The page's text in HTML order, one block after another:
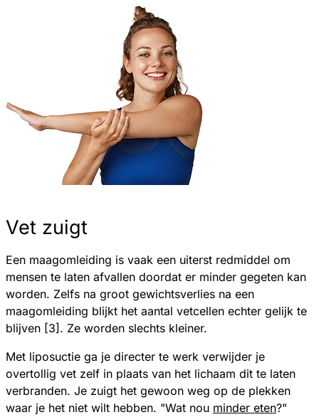
Vet zuigt
Een maagomleiding is vaak een uiterst redmiddel om
mensen te laten afvallen doordat er minder gegeten kan
worden. Zelfs na groot gewichtsverlies na een
maagomleiding blijkt het aantal vetcellen echter gelijk te
blijven [3]. Ze worden slechts kleiner.
Met liposuctie ga je directer te werk verwijder je
overtollig vet zelf in plaats van het lichaam dit te laten
verbranden. Je zuigt het gewoon weg op de plekken
waar je het niet wilt hebben. "Wat nou minder eten?"